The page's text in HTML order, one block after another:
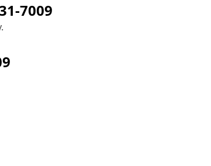
7009